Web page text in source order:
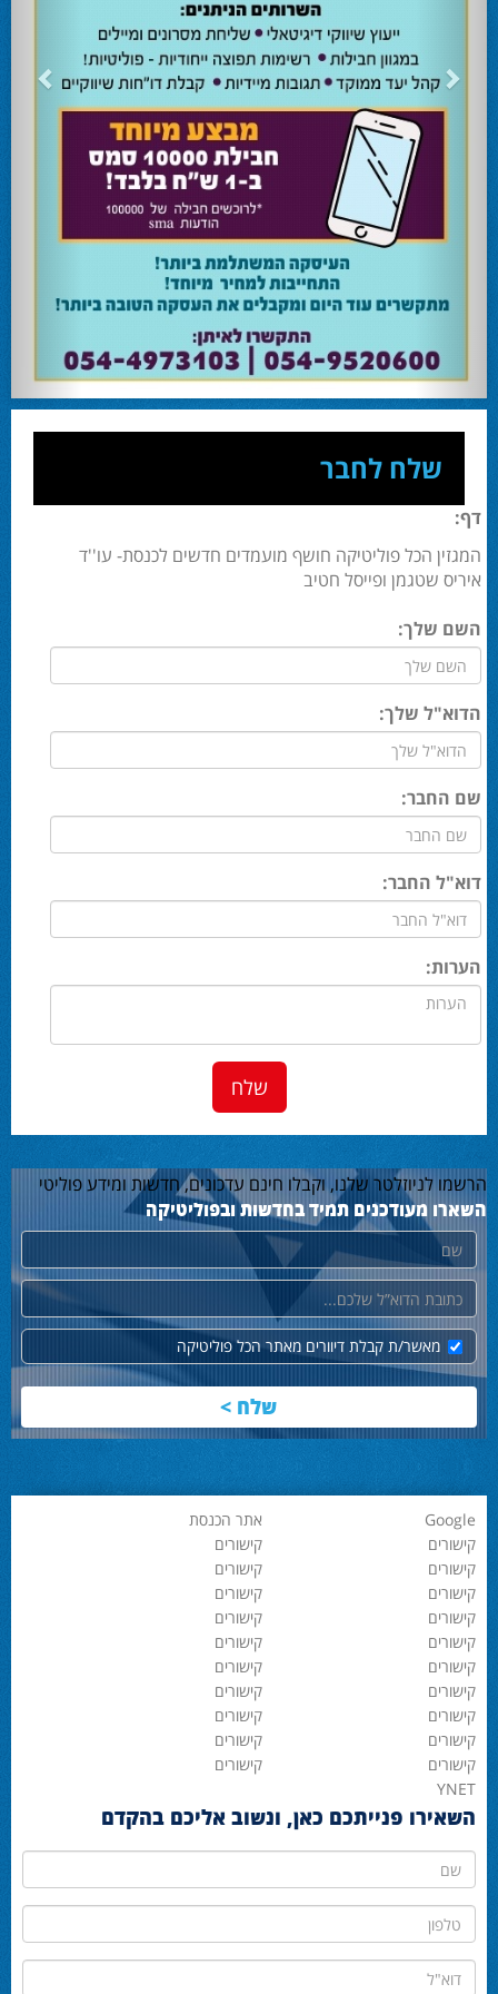
השרה מירי רגב קוראת לבוא ולהצביע ולהשפיע 24.02.24
השרה מירי רגב קוראת לבוא ולהצביע ולהשפיע בבחירות המוניציפליות שיתקיימו ביום
אוהד שגב הפסיד בעכו
עמיחי בן שלוש מקורבו של השר ניר ברקת ניצח את הבחירות בעכו ויכהן כראש העיר.
מחל זכתה במנדט אחד בבאר שבע
עו''ד אמנון כהן שעומד בראש רשימת מחל למועצת העיר זכה במנדט אחד ואילו שמעון
בוקר שהתמודד אף הוא למועצה לא הצליח להיבחר.
המשבר בליכוד העולמי 23.10.24
האם ההסכם של מיקי זוהר מחזק את הימין או השמאל? האם ההסכם חוקי או לא?שמירה
או הדחה? ומה יחליט בעתיד המרכז? עוד שנה בחירות בליכוד העולמי . הכל במגזין
המלא - עמ' 4.
שלח לחבר
דף:
המגזין הכל פוליטיקה חושף מועמדים חדשים לכנסת- עו''ד
איריס שטגמן ופייסל חטיב
השם שלך:
הדוא"ל שלך:
שם החבר:
דוא"ל החבר:
הערות:
הרשמו לניוזלטר שלנו, וקבלו חינם עדכונים, חדשות ומידע פוליטי
השארו מעודכנים תמיד בחדשות ובפוליטיקה
שם
דוא"ל
מאשר/ת קבלת דיוורים מאתר הכל פוליטיקה
Google אתר הכנסת
YNET
קישורים קישורים
קישורים קישורים
קישורים קישורים
קישורים קישורים
קישורים קישורים
קישורים קישורים
קישורים קישורים
קישורים קישורים
קישורים קישורים
קישורים קישורים
השאירו פנייתכם כאן, ונשוב אליכם בהקדם
שם
טלפון
דוא"ל